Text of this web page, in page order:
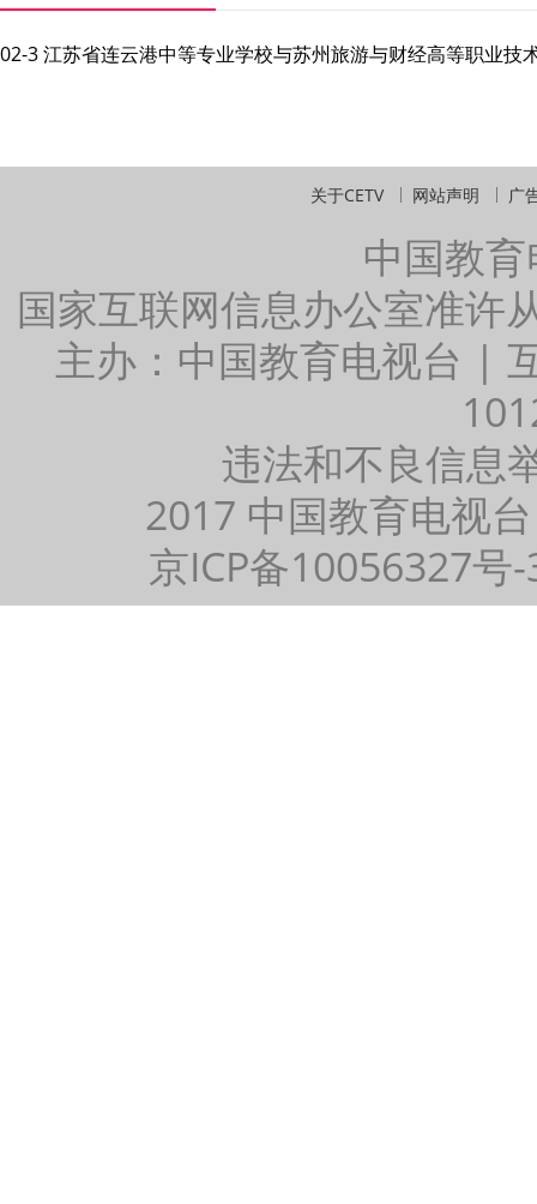
02-3 江苏省连云港中等专业学校与苏州旅游与财经高等职业技
关于CETV 网站声明 广
中国教
国家互联网信息办公室准许
主办：中国教育电视台 |
违法和不良信息
2017 中国教育电视
京ICP备10056327号